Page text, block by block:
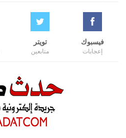
فيسبوك
إعجابات
تويتر
متابعين